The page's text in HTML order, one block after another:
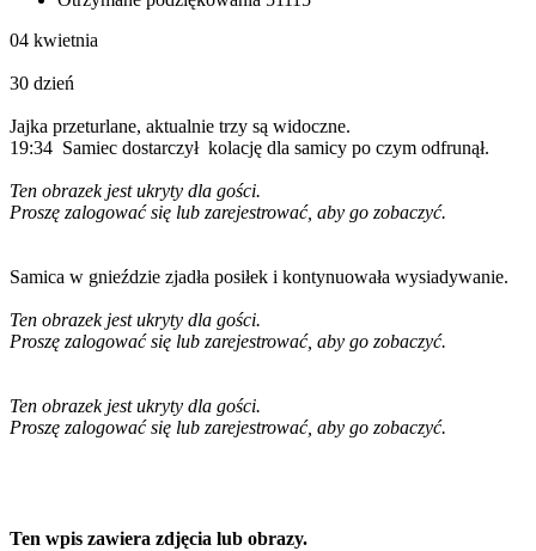
04 kwietnia
30 dzień
Jajka przeturlane, aktualnie trzy są widoczne.
19:34 Samiec dostarczył kolację dla samicy po czym odfrunął.
Ten obrazek jest ukryty dla gości.
Proszę zalogować się lub zarejestrować, aby go zobaczyć.
Samica w gnieździe zjadła posiłek i kontynuowała wysiadywanie.
Ten obrazek jest ukryty dla gości.
Proszę zalogować się lub zarejestrować, aby go zobaczyć.
Ten obrazek jest ukryty dla gości.
Proszę zalogować się lub zarejestrować, aby go zobaczyć.
Ten wpis zawiera zdjęcia lub obrazy.